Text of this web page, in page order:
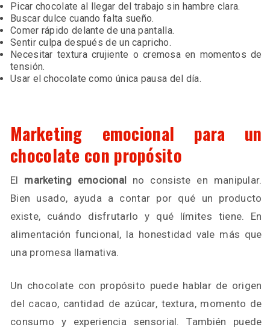
Picar chocolate al llegar del trabajo sin hambre clara.
Buscar dulce cuando falta sueño.
Comer rápido delante de una pantalla.
Sentir culpa después de un capricho.
Necesitar textura crujiente o cremosa en momentos de
tensión.
Usar el chocolate como única pausa del día.
Marketing emocional para un
chocolate con propósito
El marketing emocional no consiste en manipular.
Bien usado, ayuda a contar por qué un producto
existe, cuándo disfrutarlo y qué límites tiene. En
alimentación funcional, la honestidad vale más que
una promesa llamativa.
Un chocolate con propósito puede hablar de origen
del cacao, cantidad de azúcar, textura, momento de
consumo y experiencia sensorial. También puede